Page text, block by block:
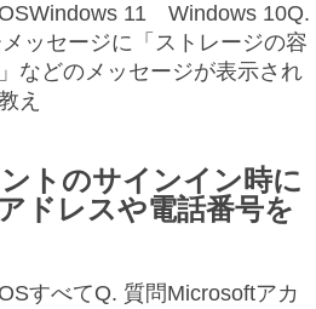
11 Windows 10Q.
ッセージに「ストレージの容
などのメッセージが表示され
え
トのサインイン時に
ドレスや電話番号を
すべてQ. 質問Microsoftアカ